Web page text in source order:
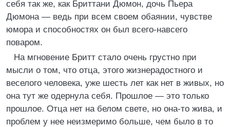
себя так же, как Бриттани Дюмон, дочь Пьера
Дюмона — ведь при всем своем обаянии, чувстве
юмора и способностях он был всего-навсего
поваром.
На мгновение Бритт стало очень грустно при
мысли о том, что отца, этого жизнерадостного и
веселого человека, уже шесть лет как нет в живых, но
она тут же одернула себя. Прошлое — это только
прошлое. Отца нет на белом свете, но она-то жива, и
проблем у нее неизмеримо больше, чем было в то